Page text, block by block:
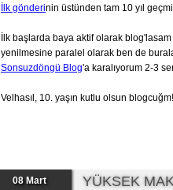
İlk gönderinin üstünden tam 10 yıl
İlk başlarda baya aktif olarak
yenilmesine paralel olarak ben de
Sonsuzdöngü Blog'a karalıyorum 2-3
Velhasıl, 10. yaşın kutlu olsun blogcuğm!
08 Mart YÜKSEK